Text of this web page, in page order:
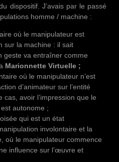
dispositif. J’avais par le passé
homme / machine :
où le manipulateur est
sur la machine : il sait
geste va entraîner comme
Marionnette Virtuelle ;
où le manipulateur n’est
d’animateur sur l’entité
cas, avoir l’impression que le
autonome ;
qui est un état
involontaire et la
où le manipulateur commence
influence sur l’œuvre et